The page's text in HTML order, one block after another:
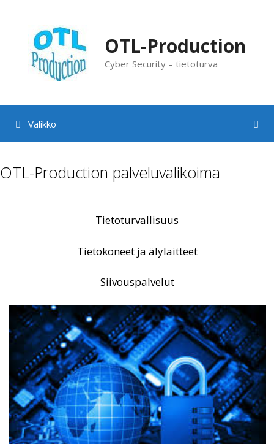
OTL-Production
Cyber Security – tietoturva
Valikko
OTL-Production palveluvalikoima
Tietoturvallisuus
Tietokoneet ja älylaitteet
Siivouspalvelut